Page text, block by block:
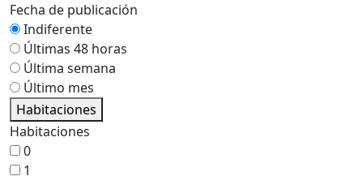
Fecha de publicación
Indiferente
Últimas 48 horas
Última semana
Último mes
Habitaciones
Habitaciones
0
1